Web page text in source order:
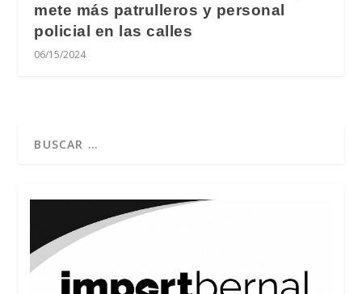
mete más patrulleros y personal
policial en las calles
06/15/2024